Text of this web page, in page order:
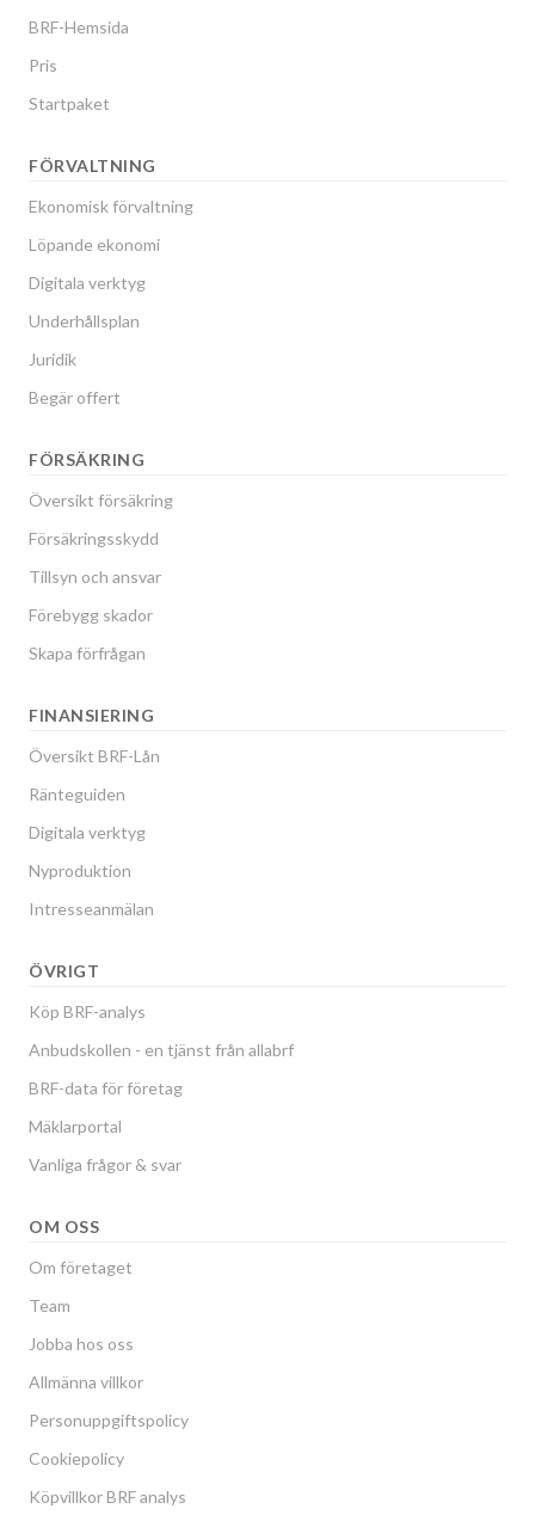
BRF-Hemsida
Pris
Startpaket
FÖRVALTNING
Ekonomisk förvaltning
Löpande ekonomi
Digitala verktyg
Underhållsplan
Juridik
Begär offert
FÖRSÄKRING
Översikt försäkring
Försäkringsskydd
Tillsyn och ansvar
Förebygg skador
Skapa förfrågan
FINANSIERING
Översikt BRF-Lån
Ränteguiden
Digitala verktyg
Nyproduktion
Intresseanmälan
ÖVRIGT
Köp BRF-analys
Anbudskollen - en tjänst från allabrf
BRF-data för företag
Mäklarportal
Vanliga frågor & svar
OM OSS
Om företaget
Team
Jobba hos oss
Allmänna villkor
Personuppgiftspolicy
Cookiepolicy
Köpvillkor BRF analys